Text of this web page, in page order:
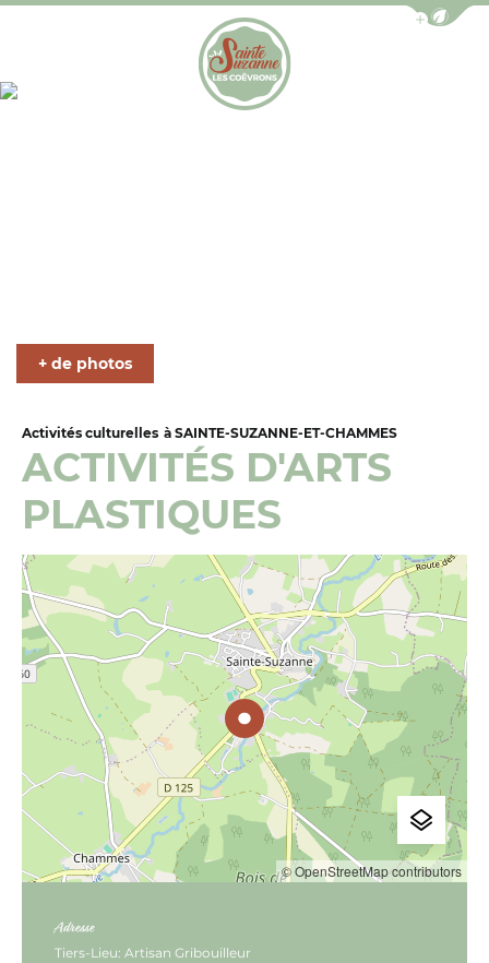
Afficher la
Activités culturelles à SAINTE-SUZANNE-ET-CHAMMES
ACTIVITÉS D'ARTS
PLASTIQUES
Photo 1, © artisan gribouilleur
+ de photos
© OpenStreetMap contributors
Adresse
Tiers-Lieu: Artisan Gribouilleur